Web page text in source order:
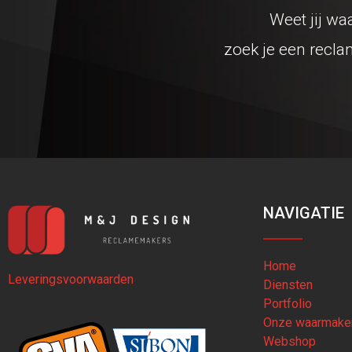
Weet jij
zoek je een
Leveringsvoorwaarden
NAVIGATIE
Home
Diensten
Portfolio
Onze
Webshop